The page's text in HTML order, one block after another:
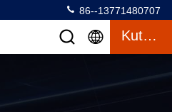
86--13771480707
Kutipan